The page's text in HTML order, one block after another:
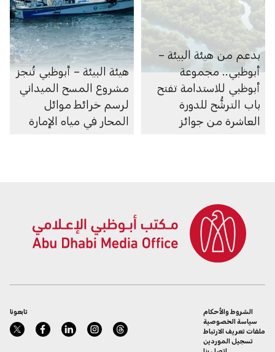
بدعم من هيئة البيئة –
أبوظبي.. مجموعة
أبوظبي للاستدامة تفتح
باب الترشُّح للدورة
العاشرة من جوائز
هيئة البيئة – أبوظبي تُنجز
مشروع المسح الميداني
لرسم خرائط موائل
المحار في مياه الإمارة
تابعونا
الشروط والأحكام
سياسة الخصوصية
ملفات تعريف الارتباط
تسجيل الموردين